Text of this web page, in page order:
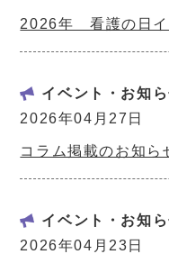
2026年 看護の日イ
イベント・お知
2026年04月27日
コラム掲載のお知ら
イベント・お知
2026年04月23日